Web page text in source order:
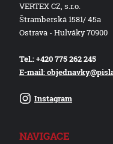
VERTEX CZ, s.r.o.
Štramberská 1581/ 45a
Ostrava - Hulváky 70900
Tel.: +420 775 262 245
E-mail:
Instagram
NAVIGACE